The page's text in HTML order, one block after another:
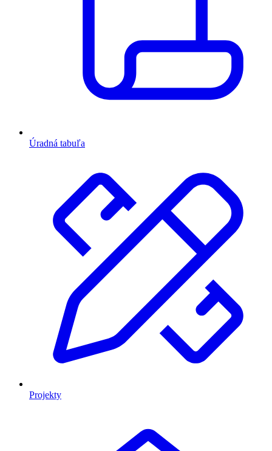
Úradná tabuľa
Projekty